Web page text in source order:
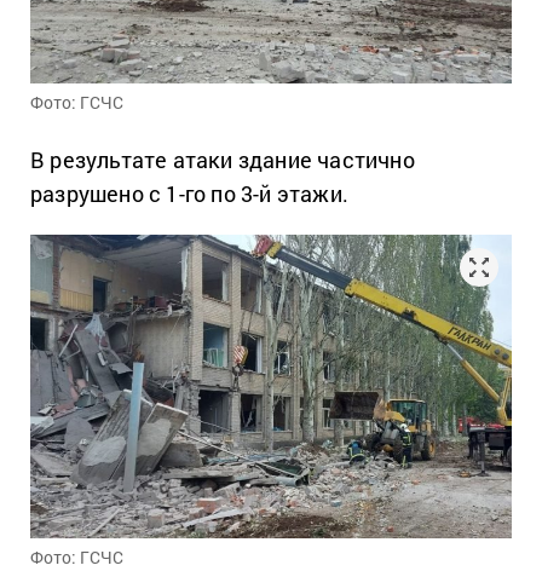
Фото: ГСЧС
В результате атаки здание частично
разрушено с 1-го по 3-й этажи.
Фото: ГСЧС